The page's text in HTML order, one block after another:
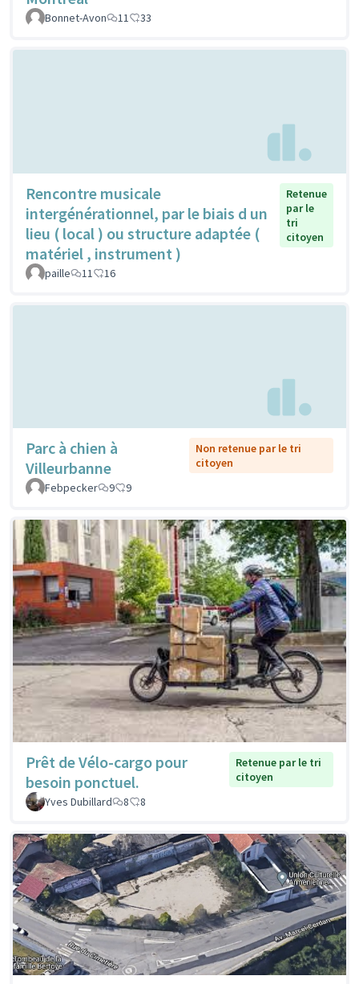
Bonnet-Avon 11 33
Rencontre musicale
intergénérationnel, par le biais d un
lieu ( local ) ou structure adaptée (
matériel , instrument )
Retenue
par le
tri
citoyen
paille 11 16
Parc à chien à
Villeurbanne
Non retenue par le tri
citoyen
Febpecker
9 9
Prêt de Vélo-cargo pour
besoin ponctuel.
Retenue par le tri
citoyen
Yves Dubillard
8 8